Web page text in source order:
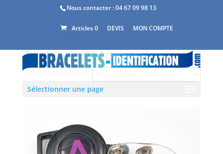
Nous contacter :04 67 09 98 13
Articles 0 DEVIS MON COMPTE
Sélectionner une page
Accesoires tours de cou
2 résultats affichés